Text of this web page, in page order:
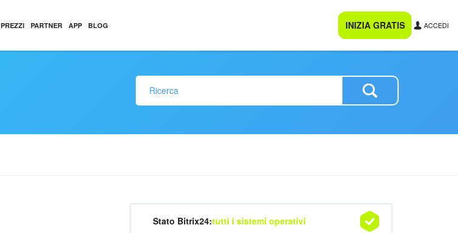
PREZZI PARTNER APP BLOG INIZIA GRATIS ACCEDI
Stato Bitrix24:tutti i sistemi operativi